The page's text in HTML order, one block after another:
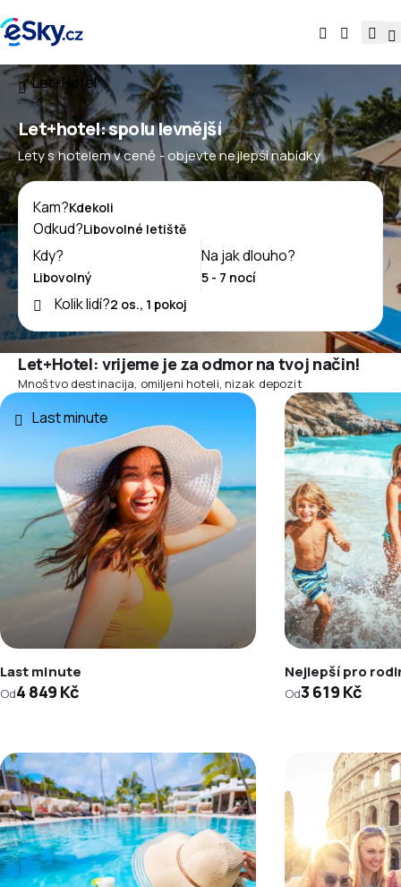
Let+Hotel
Let+hotel: spolu levnější
Lety s hotelem v ceně - objevte nejlepší nabídky
Kam?
Odkud?
Kdy?
Na jak dlouho?
Kolik lidí?
Let+Hotel: vrijeme je za odmor na tvoj način!
Mnoštvo destinacija, omiljeni hoteli, nizak depozit
Last minute
Last minute
Od4 849 Kč
Nejlepší pro
Od3 619 Kč